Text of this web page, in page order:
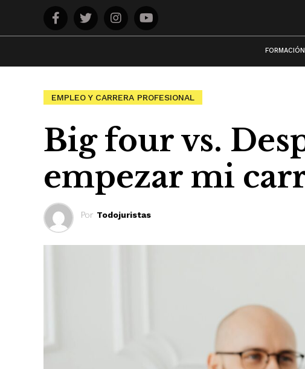
FORMACIÓN
EMPLEO Y CARRERA PROFESIONAL
Big four vs.
empezar mi
Por Todojuristas